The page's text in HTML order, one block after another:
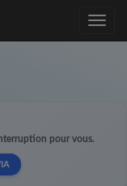
Toggle
pour vous.